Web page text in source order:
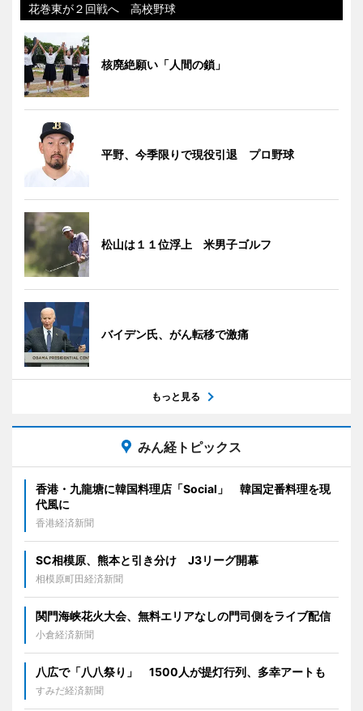
花巻東が２回戦へ 高校野球
核廃絶願い「人間の鎖」
平野、今季限りで現役引退 プロ野球
松山は１１位浮上 米男子ゴルフ
バイデン氏、がん転移で激痛
もっと見る
みん経トピックス
香港・九龍塘に韓国料理店「Social」 韓国定番料理を現
代風に
香港経済新聞
SC相模原、熊本と引き分け J3リーグ開幕
相模原町田経済新聞
関門海峡花火大会、無料エリアなしの門司側をライブ配信
小倉経済新聞
八広で「八八祭り」 1500人が提灯行列、多幸アートも
すみだ経済新聞